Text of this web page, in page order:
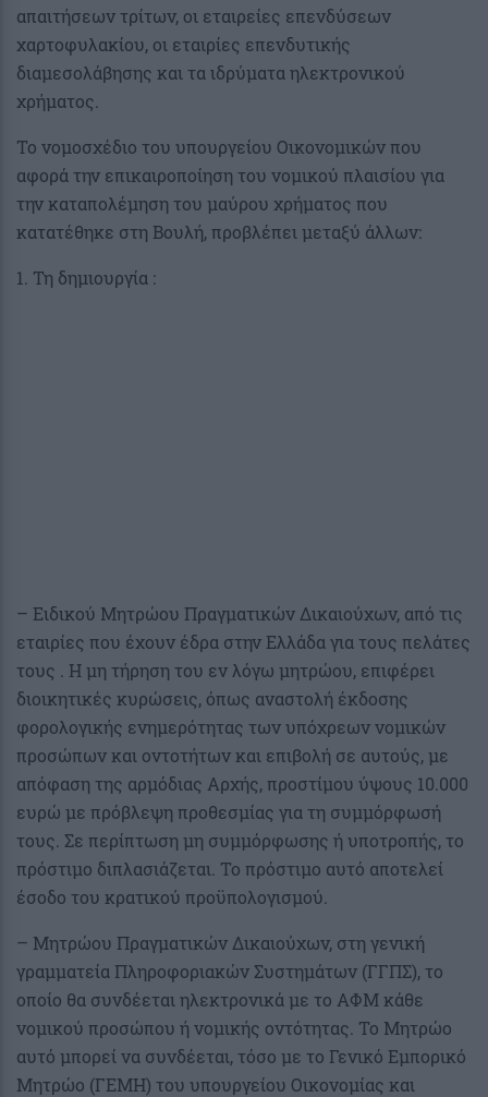
απαιτήσεων τρίτων, οι εταιρείες επενδύσεων
χαρτοφυλακίου, οι εταιρίες επενδυτικής
διαμεσολάβησης και τα ιδρύματα ηλεκτρονικού
χρήματος.
Το νομοσχέδιο του υπουργείου Οικονομικών που
αφορά την επικαιροποίηση του νομικού πλαισίου για
την καταπολέμηση του μαύρου χρήματος που
κατατέθηκε στη Βουλή, προβλέπει μεταξύ άλλων:
1. Τη δημιουργία :
– Ειδικού Μητρώου Πραγματικών Δικαιούχων, από τις
εταιρίες που έχουν έδρα στην Ελλάδα για τους πελάτες
τους . Η μη τήρηση του εν λόγω μητρώου, επιφέρει
διοικητικές κυρώσεις, όπως αναστολή έκδοσης
φορολογικής ενημερότητας των υπόχρεων νομικών
προσώπων και οντοτήτων και επιβολή σε αυτούς, με
απόφαση της αρμόδιας Αρχής, προστίμου ύψους 10.000
ευρώ με πρόβλεψη προθεσμίας για τη συμμόρφωσή
τους. Σε περίπτωση μη συμμόρφωσης ή υποτροπής, το
πρόστιμο διπλασιάζεται. Το πρόστιμο αυτό αποτελεί
έσοδο του κρατικού προϋπολογισμού.
– Μητρώου Πραγματικών Δικαιούχων, στη γενική
γραμματεία Πληροφοριακών Συστημάτων (ΓΓΠΣ), το
οποίο θα συνδέεται ηλεκτρονικά με το ΑΦΜ κάθε
νομικού προσώπου ή νομικής οντότητας. Το Μητρώο
αυτό μπορεί να συνδέεται, τόσο με το Γενικό Εμπορικό
Μητρώο (ΓΕΜΗ) του υπουργείου Οικονομίας και